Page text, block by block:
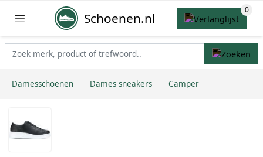
Schoenen.nl
Damesschoenen Dames sneakers Camper